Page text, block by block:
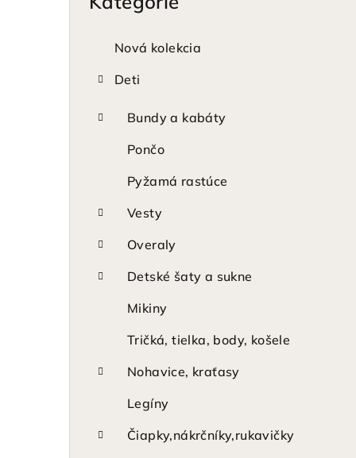
kategórie
Nová kolekcia
Deti
Bundy a kabáty
Pončo
Pyžamá rastúce
Vesty
Overaly
Detské šaty a sukne
Mikiny
Tričká, tielka, body, košele
Nohavice, kraťasy
Legíny
Čiapky,nákrčníky,rukavičky